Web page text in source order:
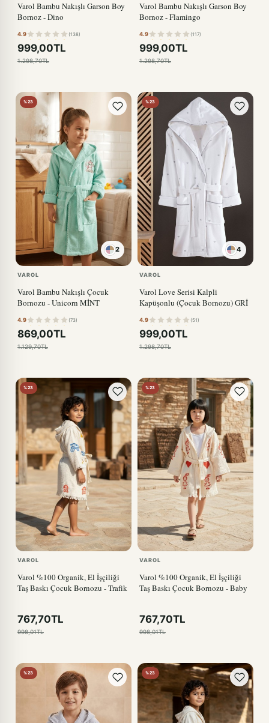
Varol Bambu Nakışlı Garson Boy
Bornoz - Dino
4.9 (138)
999,00TL
1.298,70TL
Varol Bambu Nakışlı Garson Boy
Bornoz - Flamingo
4.9 (117)
999,00TL
1.298,70TL
%23
2
VAROL
Varol Bambu Nakışlı Çocuk
Bornozu - Unicorn MİNT
4.9 (73)
869,00TL
1.129,70TL
%23
4
VAROL
Varol Love Serisi Kalpli
Kapüşonlu (Çocuk Bornozu) GRİ
4.9 (51)
999,00TL
1.298,70TL
%23
VAROL
Varol %100 Organik, El İşçiliği
Taş Baskı Çocuk Bornozu - Trafik
767,70TL
998,01TL
%23
VAROL
Varol %100 Organik, El İşçiliği
Taş Baskı Çocuk Bornozu - Baby
767,70TL
998,01TL
%23 %23